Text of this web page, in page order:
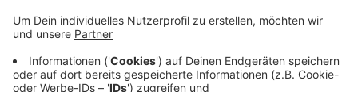
Anzeige
Vor allem in den Baugebieten waren in letzter Zeit